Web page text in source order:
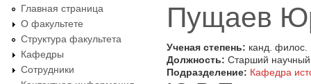
Главная страница
О факультете
Структура факультета
Кафедры
Сотрудники
Пущаев
Ученая степень: канд. филос.
Должность: Старший научный
Подразделение: Кафедра